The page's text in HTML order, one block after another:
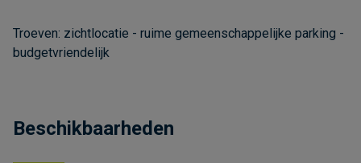
Troeven: zichtlocatie - ruime gemeenschappelijke parking -
budgetvriendelijk
Beschikbaarheden